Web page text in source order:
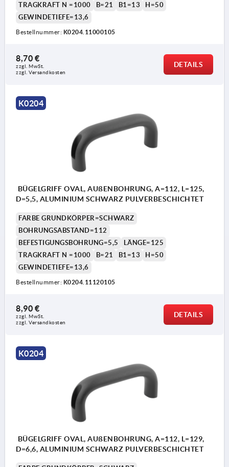
TRAGKRAFT N =1000
B=21 B1=13
H=50
GEWINDETIEFE=13,6
Bestellnummer: K0204.11000105
8,70 €
zzgl. MwSt.
zzgl. Versandkosten
DETAILS
K0204
BÜGELGRIFF OVAL, AUßENBOHRUNG, A=112, L=125,
D=5,5, ALUMINIUM SCHWARZ PULVERBESCHICHTET
FARBE GRUNDKÖRPER=SCHWARZ
BOHRUNGSABSTAND=112
BEFESTIGUNGSBOHRUNG=5,5
LÄNGE=125
TRAGKRAFT N =1000
B=21 B1=13
H=50
GEWINDETIEFE=13,6
Bestellnummer: K0204.11120105
8,90 €
zzgl. MwSt.
zzgl. Versandkosten
DETAILS
K0204
BÜGELGRIFF OVAL, AUßENBOHRUNG, A=112, L=129,
D=6,6, ALUMINIUM SCHWARZ PULVERBESCHICHTET